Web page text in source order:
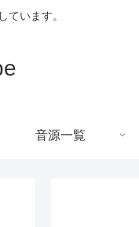
います。
音源一覧